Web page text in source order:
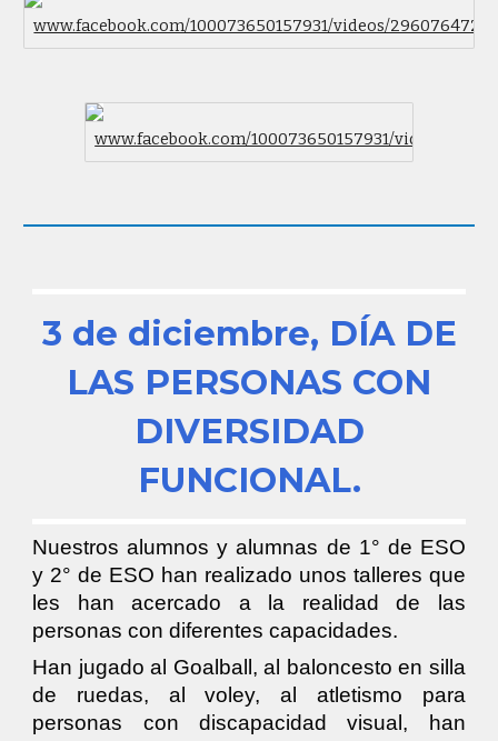
www.facebook.com/100073650157931/videos/
www.facebook.com/100073650157931/videos/
3 de diciembre, DÍA DE
LAS PERSONAS CON
DIVERSIDAD
FUNCIONAL.
Nuestros alumnos y alumnas de 1° de ESO
y 2° de ESO han realizado unos talleres que
les han acercado a la realidad de las
personas con diferentes capacidades.
Han jugado al Goalball, al baloncesto en silla
de ruedas, al voley, al atletismo para
personas con discapacidad visual, han